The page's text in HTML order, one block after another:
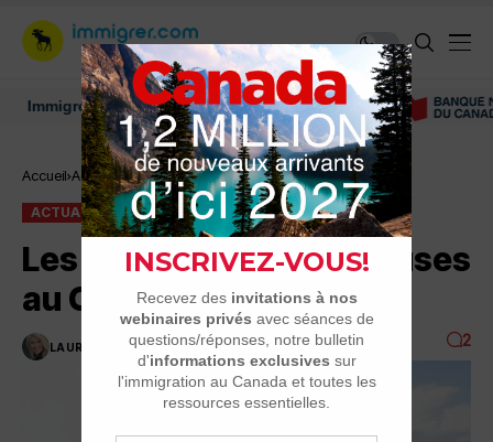
au Canada: ressources et conseils
Accueil Actualité Les villes les plus heureuses au Canada
ACTUALITÉ QUALITÉ DE VIE ET SÉCURITÉ
Les villes les plus heureuses
au Canada
LAURENCE NADEAU 2 MINUTES DE LECTURE 17.2K VUES 2